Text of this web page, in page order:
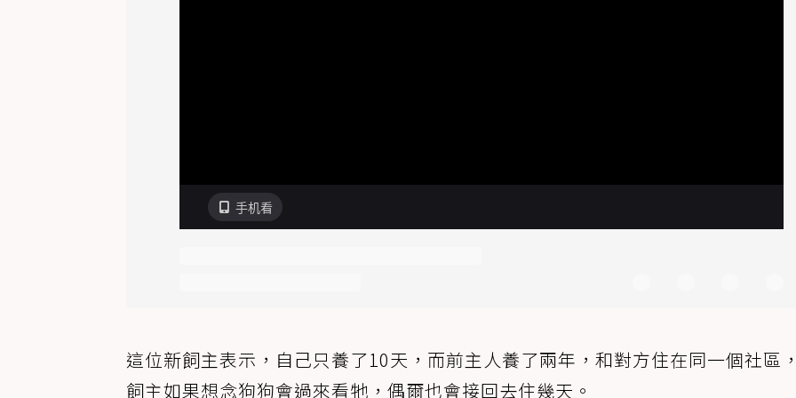
這位新飼主表示，自己只養了10天，而前主人養了兩年，和對方住在同一個社區
飼主如果想念狗狗會過來看牠，偶爾也會接回去住幾天。